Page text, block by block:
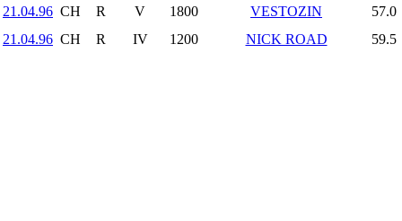
21.04.96 CH R V 1800 VESTOZIN
57.0
21.04.96 CH R IV 1200 NICK ROAD 59.5